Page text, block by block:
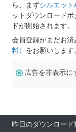
ら、まずシルエット
ットダウンロード
ドが開始されます。
会員登録がまだお済
料） をお願いします
広告を非表示に
昨日のダウンロー